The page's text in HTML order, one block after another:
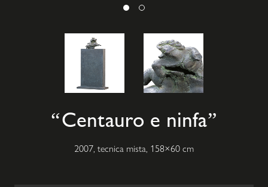
Centauro e ninfa
2007, tecnica mista, 158×60 cm